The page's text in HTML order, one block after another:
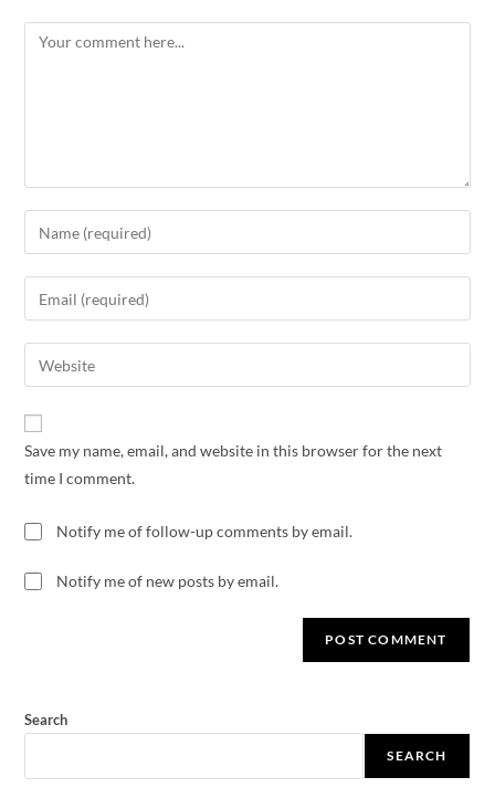
Save my name, email, and website in this browser for the next
time I comment.
Notify me of follow-up comments by email.
Notify me of new posts by email.
Search
SEARCH